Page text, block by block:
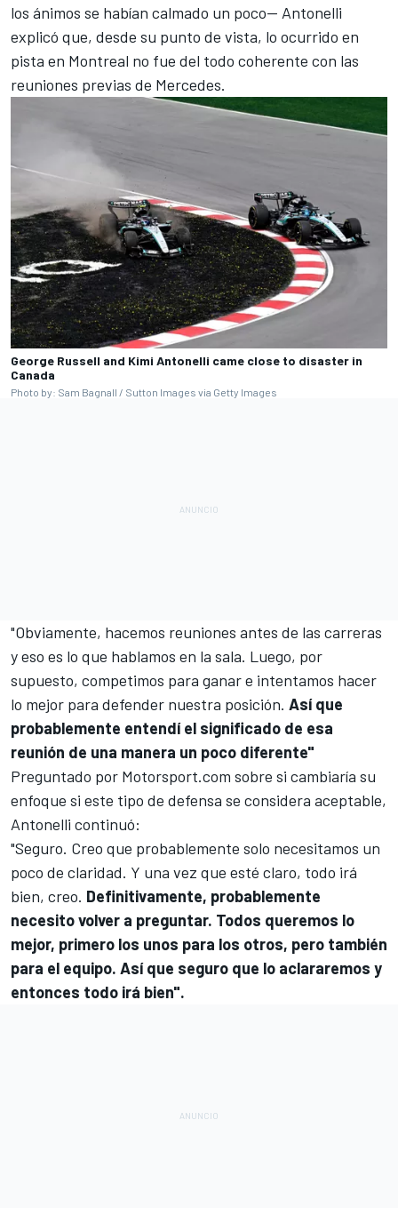
los ánimos se habían calmado un poco— Antonelli
explicó que, desde su punto de vista, lo ocurrido en
pista en Montreal no fue del todo coherente con las
reuniones previas de Mercedes.
George Russell and Kimi Antonelli came close to disaster in
Canada
Photo by: Sam Bagnall / Sutton Images via Getty Images
"Obviamente, hacemos reuniones antes de las carreras
y eso es lo que hablamos en la sala. Luego, por
supuesto, competimos para ganar e intentamos hacer
lo mejor para defender nuestra posición. Así que
probablemente entendí el significado de esa
reunión de una manera un poco diferente"
Preguntado por Motorsport.com sobre si cambiaría su
enfoque si este tipo de defensa se considera aceptable,
Antonelli continuó:
"Seguro. Creo que probablemente solo necesitamos un
poco de claridad. Y una vez que esté claro, todo irá
bien, creo. Definitivamente, probablemente
necesito volver a preguntar. Todos queremos lo
mejor, primero los unos para los otros, pero también
para el equipo. Así que seguro que lo aclararemos y
entonces todo irá bien".